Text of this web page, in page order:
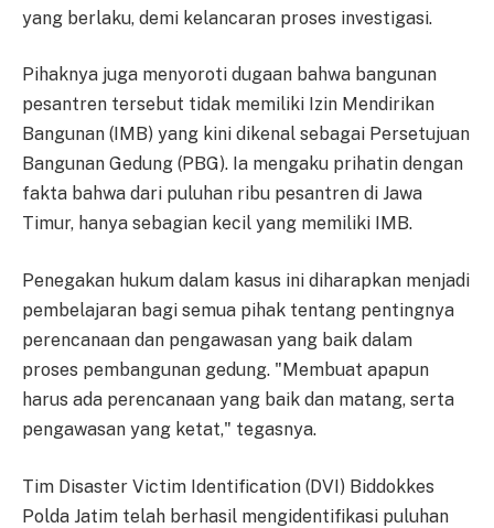
yang berlaku, demi kelancaran proses investigasi.
Pihaknya juga menyoroti dugaan bahwa bangunan
pesantren tersebut tidak memiliki Izin Mendirikan
Bangunan (IMB) yang kini dikenal sebagai Persetujuan
Bangunan Gedung (PBG). Ia mengaku prihatin dengan
fakta bahwa dari puluhan ribu pesantren di Jawa
Timur, hanya sebagian kecil yang memiliki IMB.
Penegakan hukum dalam kasus ini diharapkan menjadi
pembelajaran bagi semua pihak tentang pentingnya
perencanaan dan pengawasan yang baik dalam
proses pembangunan gedung. "Membuat apapun
harus ada perencanaan yang baik dan matang, serta
pengawasan yang ketat," tegasnya.
Tim Disaster Victim Identification (DVI) Biddokkes
Polda Jatim telah berhasil mengidentifikasi puluhan